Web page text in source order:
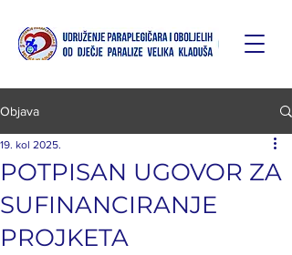
Objava
POTPISAN UGOVOR ZA
SUFINANCIRANJE
PROJKETA
19. kol 2025.